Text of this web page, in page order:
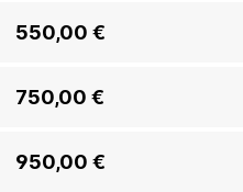
550,00 €
750,00 €
950,00 €